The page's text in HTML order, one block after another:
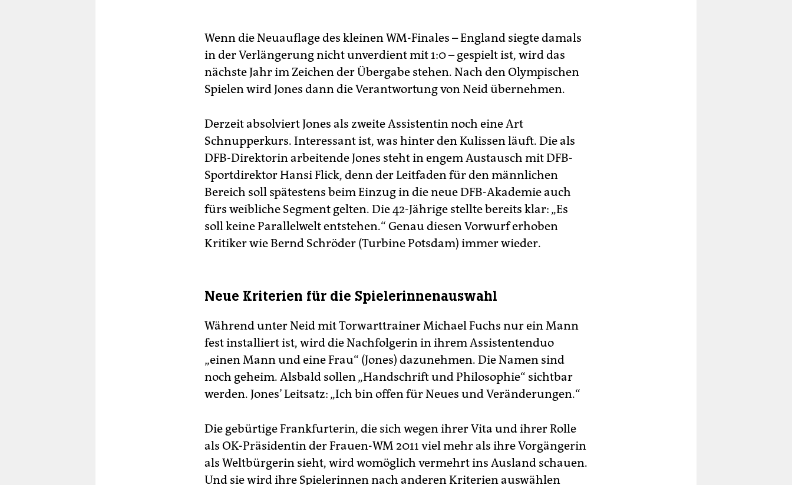
Wenn die Neuauflage des kleinen WM-Finales – England siegte damals
in der Verlängerung nicht unverdient mit 1:0 – gespielt ist, wird das
nächste Jahr im Zeichen der Übergabe stehen. Nach den Olympischen
Spielen wird Jones dann die Verantwortung von Neid übernehmen.
Derzeit absolviert Jones als zweite Assistentin noch eine Art
Schnupperkurs. Interessant ist, was hinter den Kulissen läuft. Die als
DFB-Direktorin arbeitende Jones steht in engem Austausch mit DFB-
Sportdirektor Hansi Flick, denn der Leitfaden für den männlichen
Bereich soll spätestens beim Einzug in die neue DFB-Akademie auch
fürs weibliche Segment gelten. Die 42-Jährige stellte bereits klar: „Es
soll keine Parallelwelt entstehen.“ Genau diesen Vorwurf erhoben
Kritiker wie Bernd Schröder (Turbine Potsdam) immer wieder.
Neue Kriterien für die Spielerinnenauswahl
Während unter Neid mit Torwarttrainer Michael Fuchs nur ein Mann
fest installiert ist, wird die Nachfolgerin in ihrem Assistentenduo
„einen Mann und eine Frau“ (Jones) dazunehmen. Die Namen sind
noch geheim. Alsbald sollen „Handschrift und Philosophie“ sichtbar
werden. Jones’ Leitsatz: „Ich bin offen für Neues und Veränderungen.“
Die gebürtige Frankfurterin, die sich wegen ihrer Vita und ihrer Rolle
als OK-Präsidentin der Frauen-WM 2011 viel mehr als ihre Vorgängerin
als Weltbürgerin sieht, wird womöglich vermehrt ins Ausland schauen.
Und sie wird ihre Spielerinnen nach anderen Kriterien auswählen